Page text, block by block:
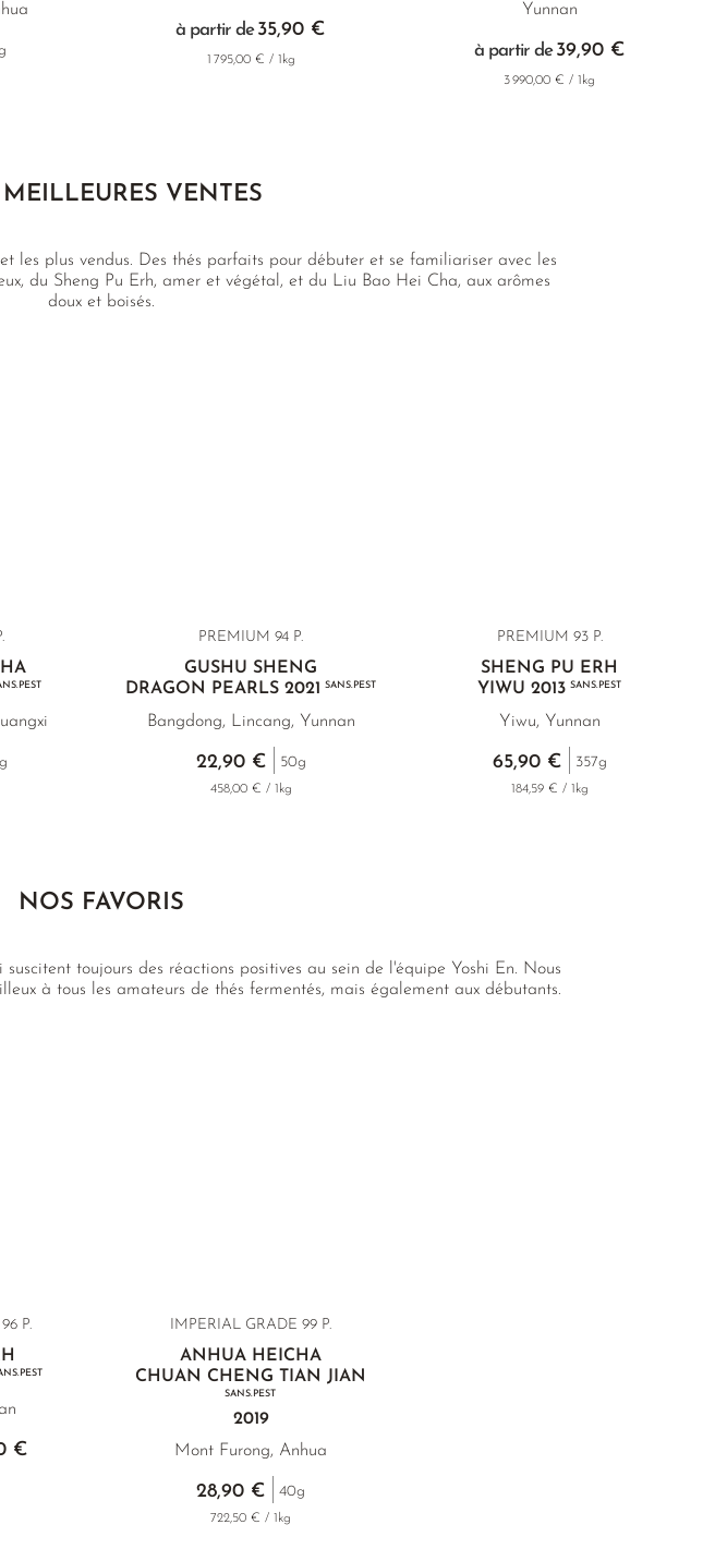
à partir de 35,90 €
1 795,00 € / 1kg
Yunnan
à partir de 39,90 €
3 990,00 € / 1kg
VENTES
les plus vendus. Des thés parfaits pour débuter et se familiariser avec les
du Sheng Pu Erh, amer et végétal, et du Liu Bao Hei Cha, aux arômes
doux et boisés.
PREMIUM 94 P.
GUSHU SHENG
DRAGON PEARLS 2021SANS.PEST
Bangdong, Lincang, Yunnan
22,90 € 50g
458,00 € / 1kg
PREMIUM 93 P.
SHENG PU ERH
YIWU 2013SANS.PEST
Yiwu, Yunnan
65,90 € 357g
184,59 € / 1kg
NOS FAVORIS
toujours des réactions positives au sein de l'équipe Yoshi En. Nous
à tous les amateurs de thés fermentés, mais également aux débutants.
P.
€
IMPERIAL GRADE 99 P.
ANHUA HEICHA
CHUAN CHENG TIAN JIAN
SANS.PEST
2019
Mont Furong, Anhua
28,90 € 40g
722,50 € / 1kg